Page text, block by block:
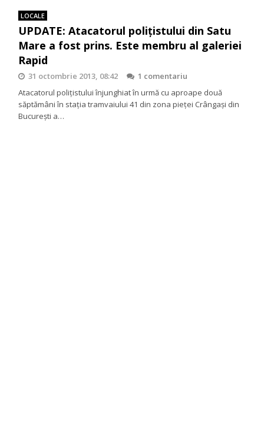
LOCALE
UPDATE: Atacatorul poliţistului din Satu
Mare a fost prins. Este membru al galeriei
Rapid
31 octombrie 2013, 08:42
1 comentariu
Atacatorul polițistului înjunghiat în urmă cu aproape două
săptămâni în stația tramvaiului 41 din zona pieței Crângași din
Bucureşti a…